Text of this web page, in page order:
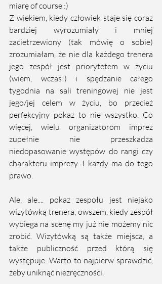
miarę of course :)
Z wiekiem, kiedy człowiek staje się coraz
bardziej wyrozumiały i mniej
zacietrzewiony (tak mówię o sobie)
zrozumiałam, że nie dla każdego trenera
jego zespół jest priorytetem w życiu
(wiem, wczas!) i spędzanie całego
tygodnia na sali treningowej nie jest
jego/jej celem w życiu, bo przecież
perfekcyjny pokaz to nie wszystko. Co
więcej, wielu organizatorom imprez
zupełnie nie przeszkadza
niedopasowanie występów do rangi czy
charakteru imprezy. I każdy ma do tego
prawo.
Ale, ale.... pokaz zespołu jest niejako
wizytówką trenera, owszem, kiedy zespół
wybiega na scenę my już nie możemy nic
zrobić. Wizytówką są także miejsca, a
także publiczność przed którą się
występuje. Warto to najpierw sprawdzić,
żeby uniknąć niezręczności.